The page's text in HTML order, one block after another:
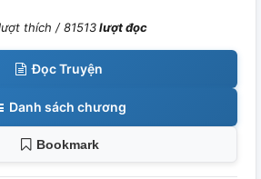
thích /81513lượt đọc
Đọc Truyện
Danh sách chương
Bookmark